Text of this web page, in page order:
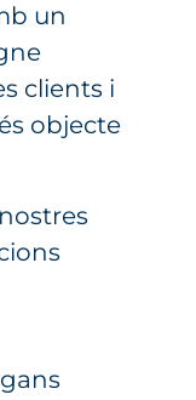
un
clients i
objecte